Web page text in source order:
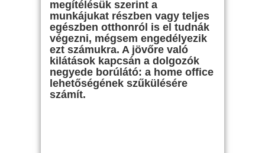
megítélésük szerint a
munkájukat részben vagy teljes
egészben otthonról is el tudnák
végezni, mégsem engedélyezik
ezt számukra. A jövőre való
kilátások kapcsán a dolgozók
negyede borúlátó: a home office
lehetőségének szűkülésére
számít.